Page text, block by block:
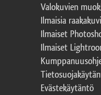
Valokuvien
Ilmaisia
Ilmaiset
Ilmaiset
Evästekäytäntö